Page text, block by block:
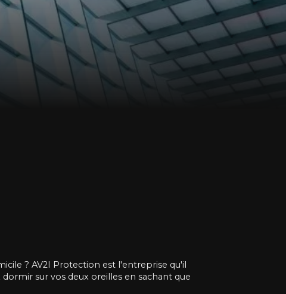
? AV2I Protection est l'entreprise qu'il
sur vos deux oreilles en sachant que